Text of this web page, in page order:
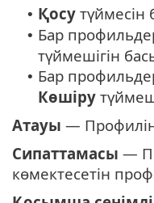
• Қосу түймесін
• Бар
түймешігін
• Бар
Көшіру
Атауы —
Сипаттамасы —
көмектесетін